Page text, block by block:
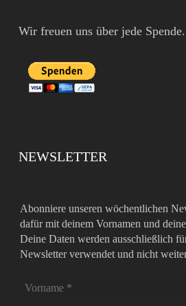
Wir freuen uns über jede
NEWSLETTER
Abonniere unseren wöchentlichen
dafür mit deinem Vornamen und
Deine Daten werden ausschließlich
Newsletter verwendet und nicht